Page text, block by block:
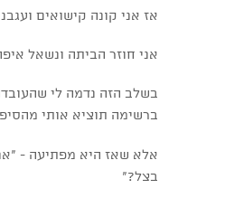
אז אני קונה קישואים
אני חוזר הביתה ונשאל
בשלב הזה נדמה לי
ברשימה תוציא אותי
אלא שאז היא מפתיעה -
בצל?"